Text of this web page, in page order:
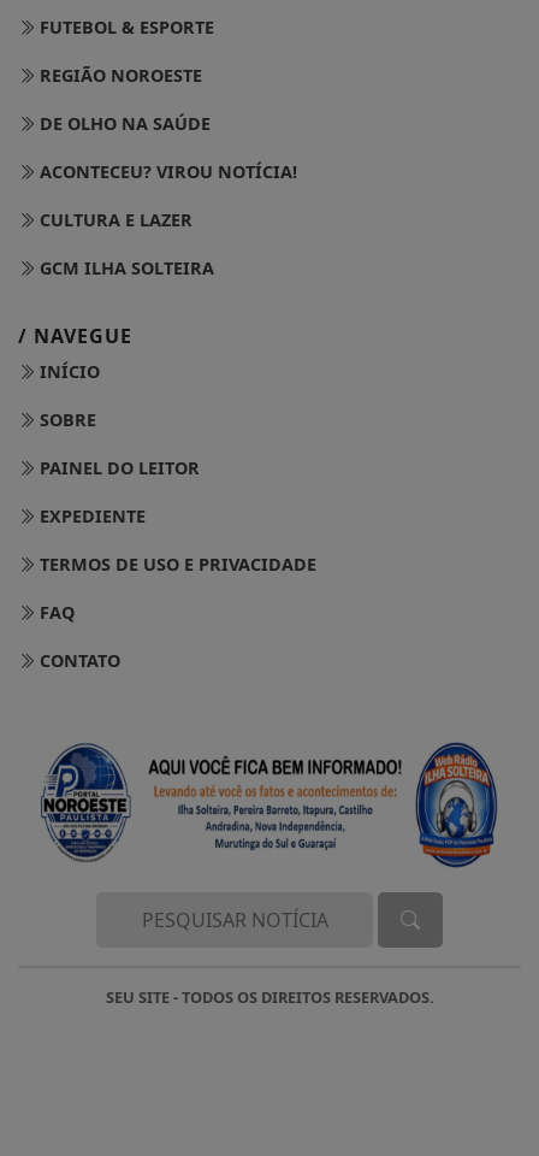
FUTEBOL & ESPORTE
REGIÃO NOROESTE
DE OLHO NA SAÚDE
ACONTECEU? VIROU NOTÍCIA!
CULTURA E LAZER
GCM ILHA SOLTEIRA
/ NAVEGUE
INÍCIO
SOBRE
PAINEL DO LEITOR
EXPEDIENTE
TERMOS DE USO E PRIVACIDADE
FAQ
CONTATO
SEU SITE - TODOS OS DIREITOS RESERVADOS.